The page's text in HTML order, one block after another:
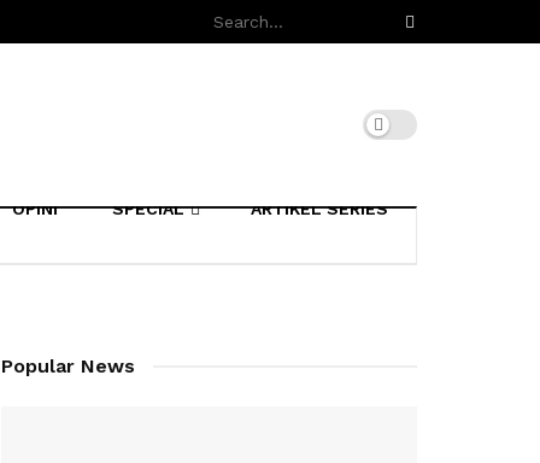
OPINI SPECIAL ARTIKEL SERIES
Popular News